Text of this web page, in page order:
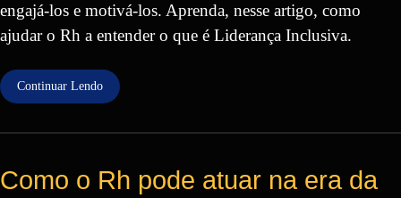
engajá-los e motivá-los. Aprenda, nesse artigo, como
ajudar o Rh a entender o que é Liderança Inclusiva.
Continuar Lendo
Como o Rh pode atuar na era da